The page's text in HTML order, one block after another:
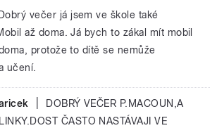
večer já jsem ve škole také
až doma. Já bych to zákal mít mobil
protože to dítě se nemůže
učení.
DOBRÝ VEČER P.MACOUN,A
ČASTO NASTÁVAJI VE